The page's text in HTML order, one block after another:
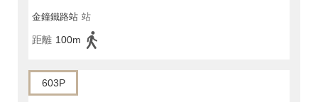
金鐘鐵路站 站
距離 100m
603P